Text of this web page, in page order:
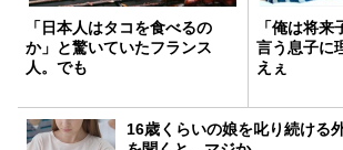
「日本人はタコを食べるの
か」と驚いていたフランス
人。でも
「俺は将
言う息子に
えぇ
16歳くらいの娘を叱り続ける